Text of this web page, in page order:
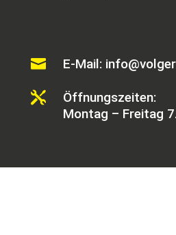
 E-Mail:

Öffnungszeiten:
Montag – Freitag